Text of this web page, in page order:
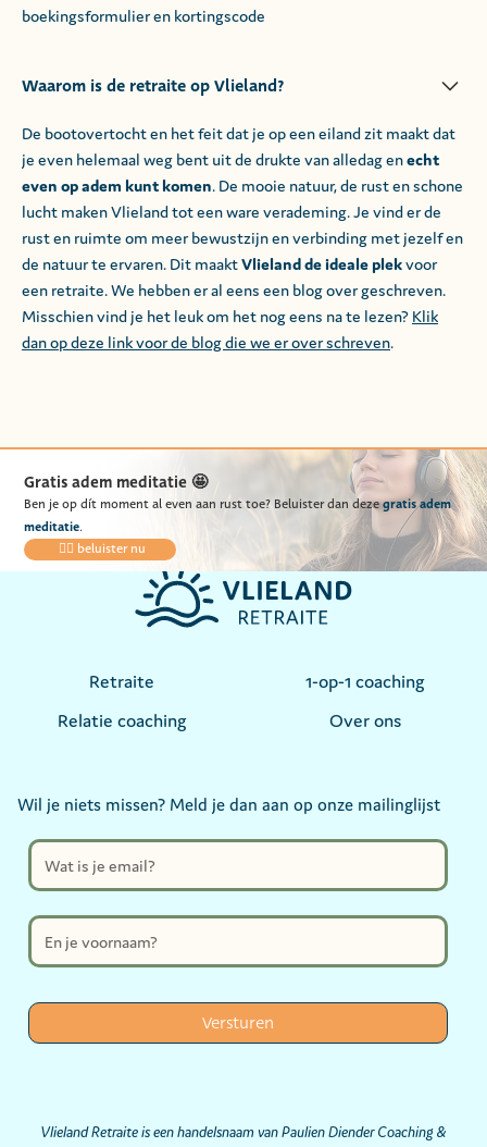
boekingsformulier en kortingscode
Waarom is de retraite op Vlieland?
De bootovertocht en het feit dat je op een eiland zit maakt dat
je even helemaal weg bent uit de drukte van alledag enecht
even op adem kunt komen. De mooie natuur, de rust en schone
lucht maken Vlieland tot een ware verademing. Je vind er de
rust en ruimte om meer bewustzijn en verbinding met jezelf en
de natuur te ervaren. Dit maaktVlieland de ideale plekvoor
een retraite. We hebben er al eens een blog over geschreven.
Misschien vind je het leuk om het nog eens na te lezen? Klik
dan op deze link voor de blog die we er over schreven.
Gratis adem meditatie 🤩
Ben je op dít moment al even aan rust toe? Beluister dan dezegratisadem
meditatie.
👉🏻 beluister nu
Retraite
1-op-1 coaching
Relatie coaching
Over ons
Wil je niets missen? Meld je dan aan op onze mailinglijst
Vlieland Retraite is een handelsnaam van Paulien Diender Coaching &